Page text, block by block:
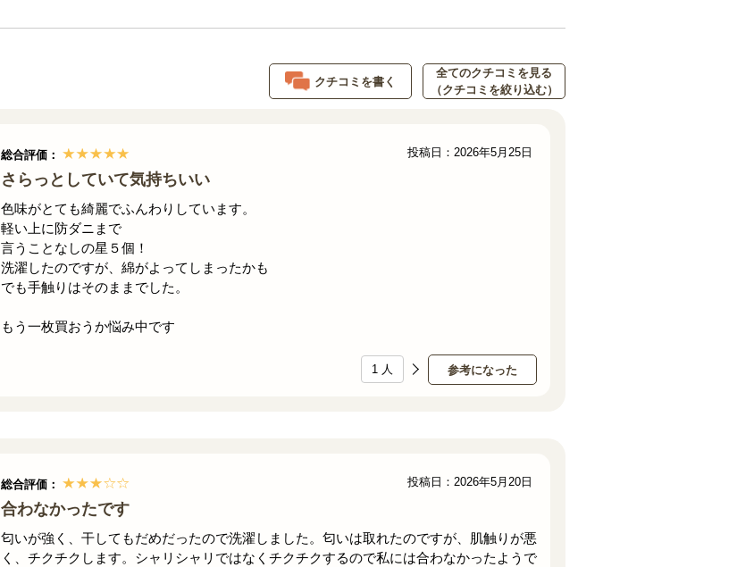
クチコミを書く
全てのクチコミを見る
（クチコミを絞り込む）
総合評価：
さらっとしていて気持ちいい
色味がとても綺麗でふんわりしています。
軽い上に防ダニまで
言うことなしの星５個！
洗濯したのですが、綿がよってしまったかも
でも手触りはそのままでした。
もう一枚買おうか悩み中です
参考になった
1 人
投稿日：2026年5月25日
総合評価：
合わなかったです
匂いが強く、干してもだめだったので洗濯しました。匂いは取れたのですが、肌触りが悪
く、チクチクします。シャリシャリではなくチクチクするので私には合わなかったようで
投稿日：2026年5月20日